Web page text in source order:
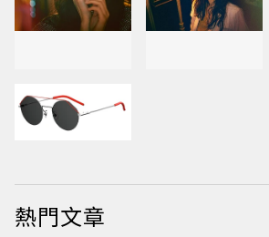
熱門文章